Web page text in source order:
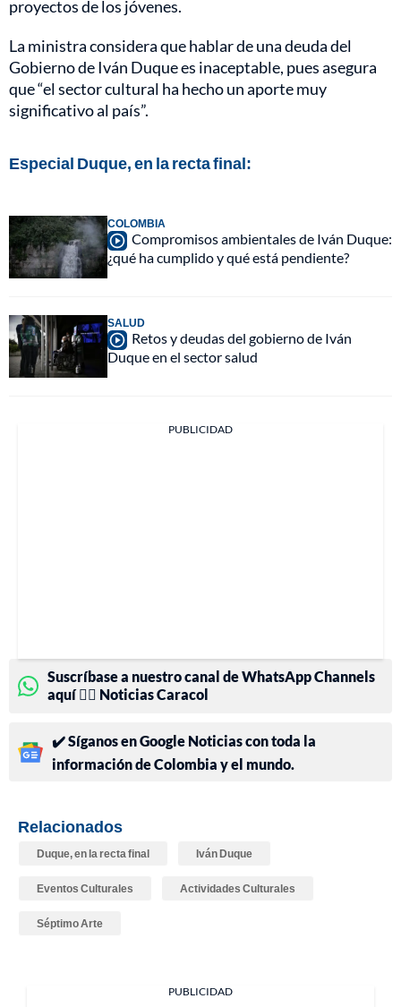
proyectos de los jóvenes.
La ministra considera que hablar de una deuda del
Gobierno de Iván Duque es inaceptable, pues asegura
que “el sector cultural ha hecho un aporte muy
significativo al país”.
Especial Duque, en la recta final:
COLOMBIA
Compromisos ambientales de Iván Duque:
¿qué ha cumplido y qué está pendiente?
SALUD
Retos y deudas del gobierno de Iván
Duque en el sector salud
PUBLICIDAD
Suscríbase a nuestro canal de WhatsApp Channels
aquí 👉🏻 Noticias Caracol
✔️ Síganos en Google Noticias con toda la
información de Colombia y el mundo.
Relacionados
Duque, en la recta final Iván Duque
Eventos Culturales Actividades Culturales
Séptimo Arte
PUBLICIDAD